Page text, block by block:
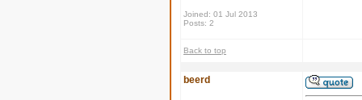
Joined: 01 Jul 2013
Posts: 2
Back to top
beerd